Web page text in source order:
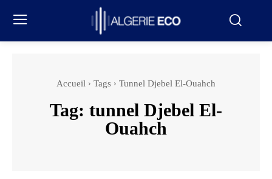
Accueil Tags Tunnel Djebel El-Ouahch
Tag: tunnel Djebel El-
Ouahch